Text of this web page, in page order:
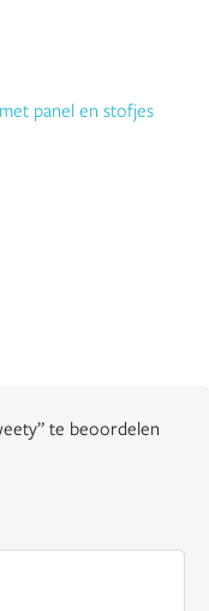
panel en stofjes
te beoordelen